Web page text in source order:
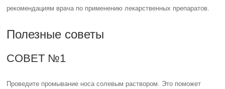
рекомендациям врача по применению лекарственных препаратов.
Полезные советы
СОВЕТ №1
Проведите промывание носа солевым раствором. Это поможет